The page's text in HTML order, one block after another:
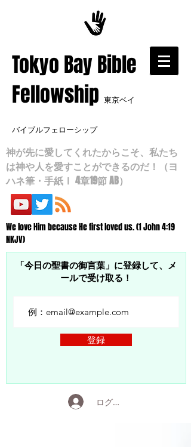
​Tokyo Bay Bible
Fellowship 東京ベイ
バイブルフェローシップ
神が先に愛してくれたからこそ、私たち
は神や人を愛すことができるのだ！（ヨ
ハネ筆・手紙Ⅰ 4章19節 AB）
We love Him because He first loved us. (1 John 4:19
NKJV)
「今日の聖書の御言葉」に登録して、メ
ールで受け取る！
登録
ログイン